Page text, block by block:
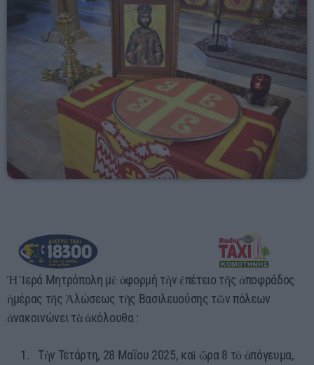
Αγροτικά
Τραγούδια της Θράκης
Επικοινωνία
ERKO
09:00 - 12:00
RADIO ERKO
Ἡ Ἱερά Μητρόπολη μὲ ἀφορμή τὴν ἐπέτειο τῆς ἀποφράδος
ἡμέρας τῆς Ἁλώσεως τῆς Βασιλευούσης τῶν πόλεων
ἀνακοινώνει τὰ ἀκόλουθα :
Τὴν Τετάρτη, 28 Μαΐου 2025, καὶ ὥρα 8 τὸ ἀπόγευμα,